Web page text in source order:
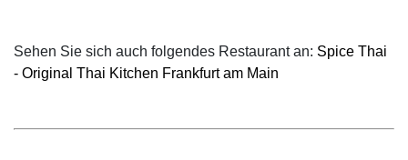
Sehen Sie sich auch folgendes Restaurant an: Spice Thai
- Original Thai Kitchen Frankfurt am Main